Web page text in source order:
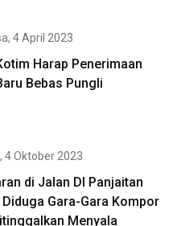
4 April 2023
Harap Penerimaan
Bebas Pungli
4 Oktober 2023
di Jalan DI Panjaitan
Gara-Gara Kompor
Menyala